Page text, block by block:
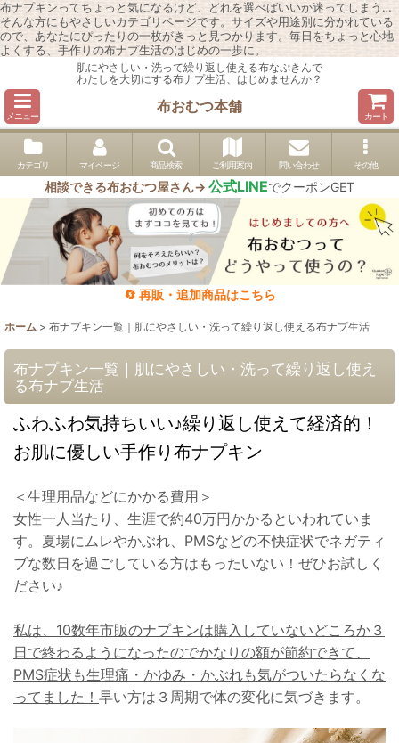
布ナプキンってちょっと気になるけど、どれを選べばいいか迷ってしまう…
そんな方にもやさしいカテゴリページです。サイズや用途別に分かれている
ので、あなたにぴったりの一枚がきっと見つかります。毎日をちょっと心地
よくする、手作りの布ナプ生活のはじめの一歩に。
肌にやさしい・洗って繰り返し使える布なぷきんで
わたしを大切にする布ナプ生活、はじめませんか？
メニュー
布おむつ本舗
カート
カテゴリ マイページ 商品検索 ご利用案内 問い合わせ その他
相談できる布おむつ屋さん→ 公式LINEでクーポンGET
🔄 再販・追加商品はこちら
ホーム > 布ナプキン一覧｜肌にやさしい・洗って繰り返し使える布ナプ生活
布ナプキン一覧｜肌にやさしい・洗って繰り返し使え
る布ナプ生活
ふわふわ気持ちいい♪繰り返し使えて経済的！
お肌に優しい手作り布ナプキン
＜生理用品などにかかる費用＞
女性一人当たり、生涯で約40万円かかるといわれていま
す。夏場にムレやかぶれ、PMSなどの不快症状でネガティ
ブな数日を過ごしている方はもったいない！ぜひお試しく
ださい♪
私は、10数年市販のナプキンは購入していないどころか３
日で終わるようになったのでかなりの額が節約できて、
PMS症状も生理痛・かゆみ・かぶれも気がついたらなくな
ってました！ 早い方は３周期で体の変化に気づきます。